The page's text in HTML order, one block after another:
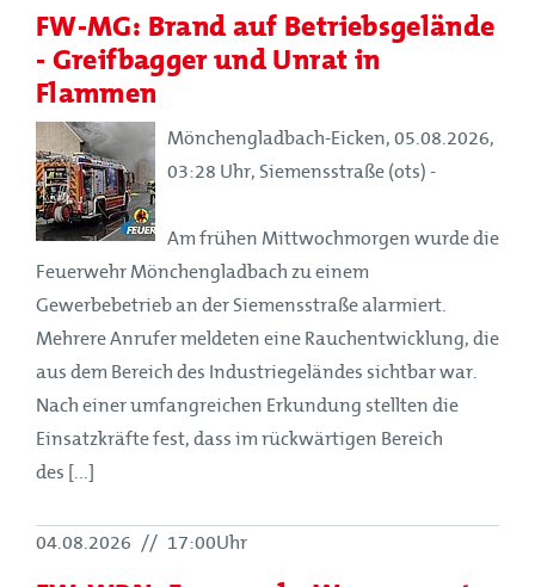
FW-MG: Brand auf Betriebsgelände
- Greifbagger und Unrat in
Flammen
Mönchengladbach-Eicken, 05.08.2026,
03:28 Uhr, Siemensstraße (ots) -
Am frühen Mittwochmorgen wurde die
Feuerwehr Mönchengladbach zu einem
Gewerbebetrieb an der Siemensstraße alarmiert.
Mehrere Anrufer meldeten eine Rauchentwicklung, die
aus dem Bereich des Industriegeländes sichtbar war.
Nach einer umfangreichen Erkundung stellten die
Einsatzkräfte fest, dass im rückwärtigen Bereich
des [...]
04.08.2026 // 17:00Uhr